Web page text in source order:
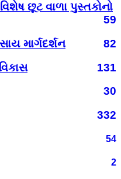
છૂટ વાળા પુસ્તકોનો
59
માર્ગદર્શન
82
131
30
332
54
2